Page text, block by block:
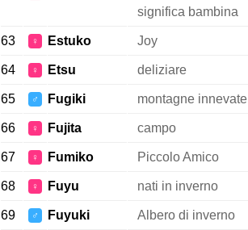
significa bambina
63 ♀ Estuko Joy
64 ♀ Etsu deliziare
65 ♂ Fugiki montagne innevate
66 ♀ Fujita campo
67 ♀ Fumiko Piccolo Amico
68 ♀ Fuyu nati in inverno
69 ♂ Fuyuki Albero di inverno